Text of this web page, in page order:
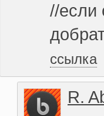
//если
ссылка
R.